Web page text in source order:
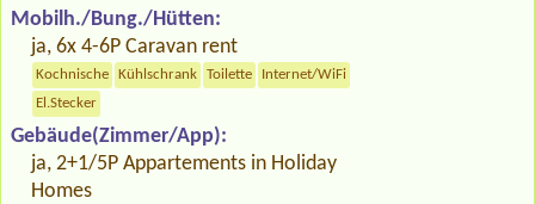
Mobilh./Bung./Hütten:
ja, 6x 4-6P Caravan rent
Kochnische Kühlschrank Toilette
Internet/WiFi
El.Stecker
Gebäude(Zimmer/App):
ja, 2+1/5P Appartements in Holiday
Homes